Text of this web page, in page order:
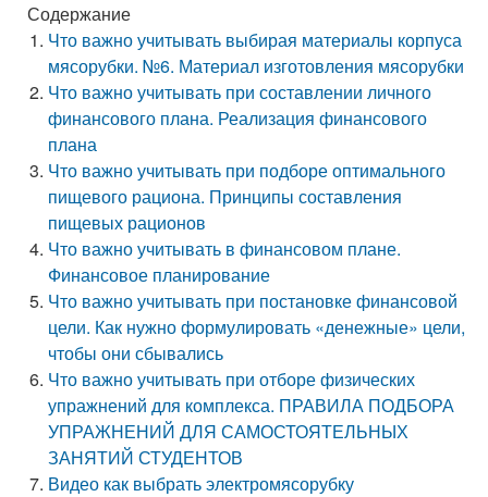
Содержание
Что важно учитывать выбирая материалы корпуса
мясорубки. №6. Материал изготовления мясорубки
Что важно учитывать при составлении личного
финансового плана. Реализация финансового
плана
Что важно учитывать при подборе оптимального
пищевого рациона. Принципы составления
пищевых рационов
Что важно учитывать в финансовом плане.
Финансовое планирование
Что важно учитывать при постановке финансовой
цели. Как нужно формулировать «денежные» цели,
чтобы они сбывались
Что важно учитывать при отборе физических
упражнений для комплекса. ПРАВИЛА ПОДБОРА
УПРАЖНЕНИЙ ДЛЯ САМОСТОЯТЕЛЬНЫХ
ЗАНЯТИЙ СТУДЕНТОВ
Видео как выбрать электромясорубку